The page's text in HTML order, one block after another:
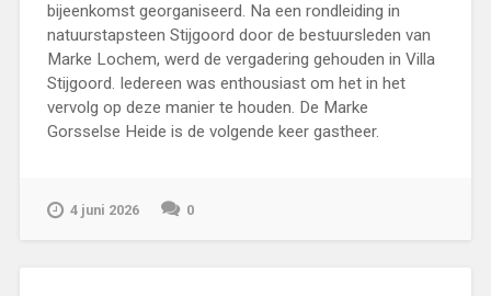
bijeenkomst georganiseerd. Na een rondleiding in
natuurstapsteen Stijgoord door de bestuursleden van
Marke Lochem, werd de vergadering gehouden in Villa
Stijgoord. Iedereen was enthousiast om het in het
vervolg op deze manier te houden. De Marke
Gorsselse Heide is de volgende keer gastheer.
4 juni 2026 0